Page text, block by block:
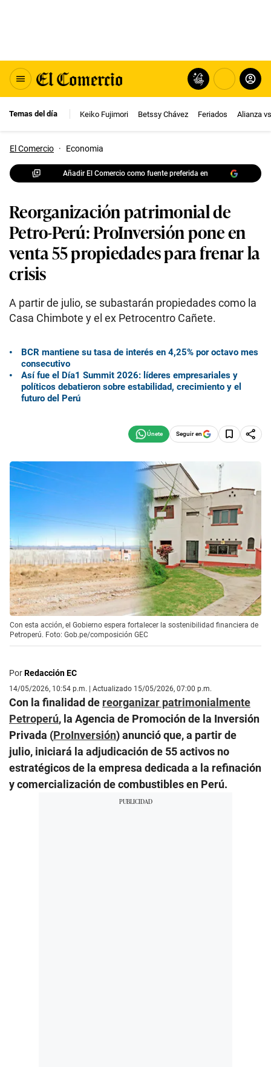
Temas del día Keiko Fujimori Betssy Chávez Feriados Alianza
El Comercio · Economia
Añadir El Comercio como fuente preferida en
Reorganización patrimonial de
Petro-Perú: ProInversión pone en
venta 55 propiedades para frenar la
crisis
A partir de julio, se subastarán propiedades como la
Casa Chimbote y el ex Petrocentro Cañete.
BCR mantiene su tasa de interés en 4,25% por octavo mes
consecutivo
Así fue el Día1 Summit 2026: líderes empresariales y
políticos debatieron sobre estabilidad, crecimiento y el
futuro del Perú
Seguir en
Con esta acción, el Gobierno espera fortalecer la sostenibilidad financiera de
Petroperú. Foto: Gob.pe/composición GEC
PorRedacción EC
14/05/2026, 10:54 p.m. | Actualizado 15/05/2026, 07:00 p.m.
Con la finalidad de reorganizar patrimonialmente
Petroperú, la Agencia de Promoción de la Inversión
Privada (ProInversión) anunció que, a partir de
julio, iniciará la adjudicación de 55 activos no
estratégicos de la empresa dedicada a la refinación
y comercialización de combustibles en Perú.